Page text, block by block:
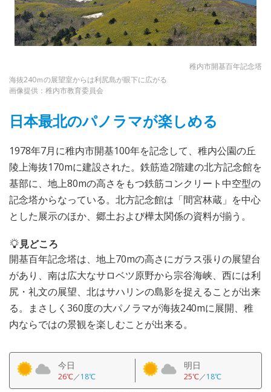
稚内市開基百年記念塔
海抜240ｍの展望室からは利尻島が眼下に広がる
画像提供：稚内市教育委員会
日本最北のパノラマが楽しめる
1978年7月に稚内市開基100年を記念して、稚内公園の丘
陵上海抜170mに建設された。鉄筋造2階建の北方記念館を
基部に、地上80mの高さをもつ鉄筋コンクリート中空型の
記念塔からなっている。北方記念館は「間宮林蔵」を中心
とした展示のほか、郷土および樺太関係の資料が揃う。
見どころ
開基百年記念塔は、地上70mの高さにガラス張りの展望台
があり、南は広大なサロベツ原野から宗谷海峡、西には利
尻・礼文の展望、北はサハリンの島影を捉えることが出来
る。まさしく360度の大パノラマが海抜240mに展開、稚
内ならではの景観を楽しむことが出来る。
今日
26℃／18℃
明日
25℃／18℃